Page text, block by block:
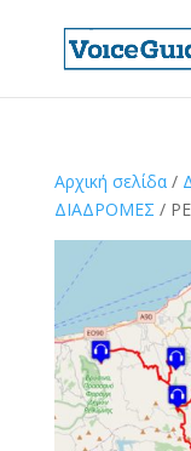
Αρχική σελίδα/
ΔΙΑΔΡΟΜΕΣ /